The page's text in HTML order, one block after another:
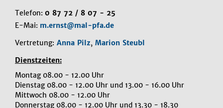
Telefon: 0 87 72 / 8 07 - 25
E-Mai: m.ernst@mal-pfa.de
Vertretung: Anna Pilz, Marion Steubl
Dienstzeiten:
Montag 08.00 - 12.00 Uhr
Dienstag 08.00 - 12.00 Uhr und 13.00 - 16.00 Uhr
Mittwoch 08.00 - 12.00 Uhr
Donnerstag 08.00 - 12.00 Uhr und 13.30 - 18.30